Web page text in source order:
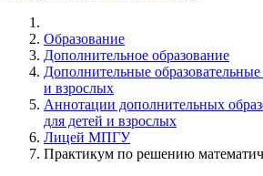
Образование
Дополнительное образование
Дополнительные
и взрослых
Аннотации дополнительных
для детей и взрослых
Лицей МПГУ
Практикум по решению